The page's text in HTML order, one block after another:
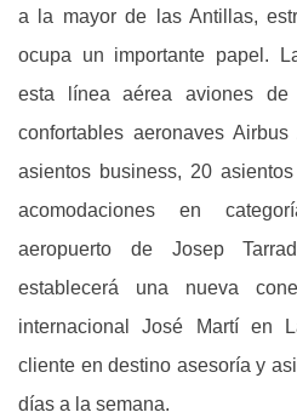
a la mayor de las Antillas,
ocupa un importante papel.
esta línea aérea aviones
confortables aeronaves
asientos business, 20
acomodaciones en
aeropuerto de Josep
establecerá una nueva
internacional José Martí en
cliente en destino asesoría y
días a la semana.